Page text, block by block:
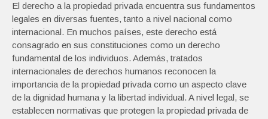
El derecho a la propiedad privada encuentra sus fundamentos
legales en diversas fuentes, tanto a nivel nacional como
internacional. En muchos países, este derecho está
consagrado en sus constituciones como un derecho
fundamental de los individuos. Además, tratados
internacionales de derechos humanos reconocen la
importancia de la propiedad privada como un aspecto clave
de la dignidad humana y la libertad individual. A nivel legal, se
establecen normativas que protegen la propiedad privada de